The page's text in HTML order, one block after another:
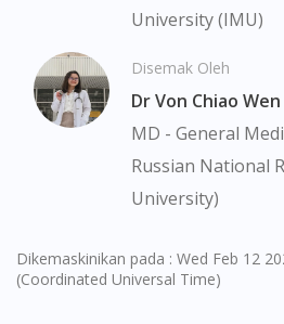
site.
To serve you better, would you
Continue to
No, please do not
University (IMU)
Disemak Oleh
Dr Von Chiao Wen
MD - General
Russian National
University)
Dikemaskinikan pada : Wed Feb 12
(Coordinated Universal Time)